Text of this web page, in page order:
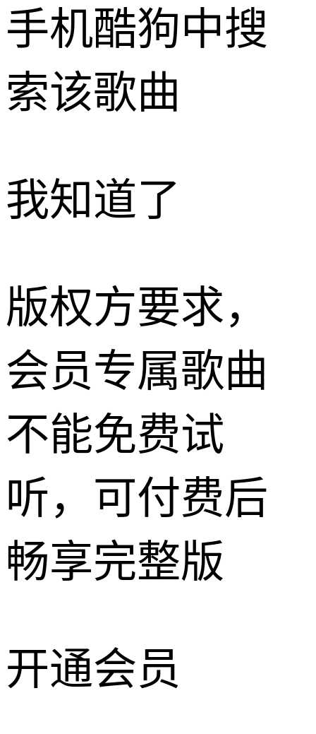
手机酷狗中搜
索该歌曲
我知道了
版权方要求，
会员专属歌曲
不能免费试
听，可付费后
畅享完整版
开通会员